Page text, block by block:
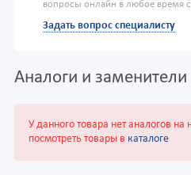
вопросы онлайн в любое время
Задать вопрос специалисту
Аналоги и заменители
У данного товара нет аналогов
посмотреть товары в каталоге